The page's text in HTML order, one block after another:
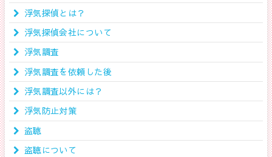
浮気探偵とは？
浮気探偵会社について
浮気調査
浮気調査を依頼した後
浮気調査以外には？
浮気防止対策
盗聴
盗聴について